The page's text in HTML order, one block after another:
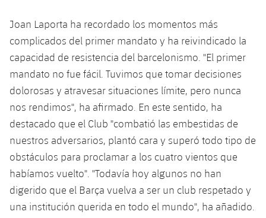
Agenda
Calendario
Resultados
Clasificaciones
Jugadores
Calendario
Resultados
Clasificaciones
Hockey hierba
plusicon
más
Hockey Hierba Masculino
Hockey Hierba Femenino
Patinaje artístico
plusicon
más
Plantilla
Agenda
Rugby
plusicon
más
Actualidad
Jugadores
Calendario
Voleibol
plusicon
más
Noticias
Voleibol masculino
Apúntate a las amateurs
plusicon
Apúntate a las amateurs
Joan Laporta ha recordado los momentos más
complicados del primer mandato y ha reivindicado la
capacidad de resistencia del barcelonismo. "El primer
mandato no fue fácil. Tuvimos que tomar decisiones
dolorosas y atravesar situaciones límite, pero nunca
nos rendimos", ha afirmado. En este sentido, ha
destacado que el Club "combatió las embestidas de
nuestros adversarios, plantó cara y superó todo tipo de
obstáculos para proclamar a los cuatro vientos que
habíamos vuelto". "Todavía hoy algunos no han
digerido que el Barça vuelva a ser un club respetado y
una institución querida en todo el mundo", ha añadido.